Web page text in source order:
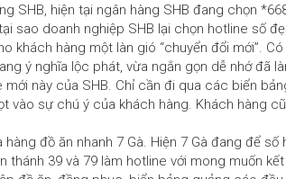
SHB, hiện tại ngân hàng SHB đang chọn
sao doanh nghiệp SHB lại chọn hotline số
khách hàng một làn gió “chuyển đổi mới”.
ý nghĩa lộc phát, vừa ngắn gọn dễ nhớ đã
này của SHB. Chỉ cần đi qua các biển
vào sự chú ý của khách hàng. Khách hàng
đồ ăn nhanh 7 Gà. Hiện 7 Gà đang để
thánh 39 và 79 làm hotline với mong muốn